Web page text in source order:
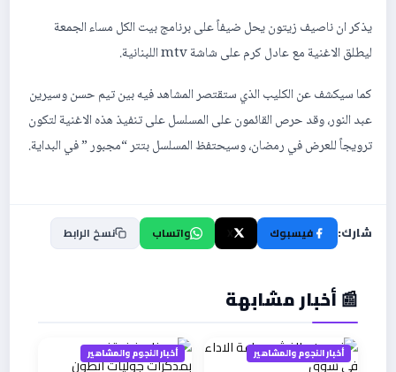
يذكر ان ناصيف زيتون يحل ضيفاً على برنامج بيت الكل مساء الجمعة
ليطلق الاغنية مع عادل كرم على شاشة mtv اللبنانية.
كما سيكشف عن الكليب الذي ستقتصر المشاهد فيه بين تيم حسن وسيرين
عبد النور، وقد حرص القائمون على المسلسل على تنفيذ هذه الاغنية لتكون
ترويجاً للعرض في رمضان، وسيحتفظ المسلسل بتتر “مجبور ” في البداية.
شارك: فيسبوك واتساب نسخ الرابط
📰 أخبار مشابهة
أخبار النجوم والمشاهير أخبار النجوم والمشاهير